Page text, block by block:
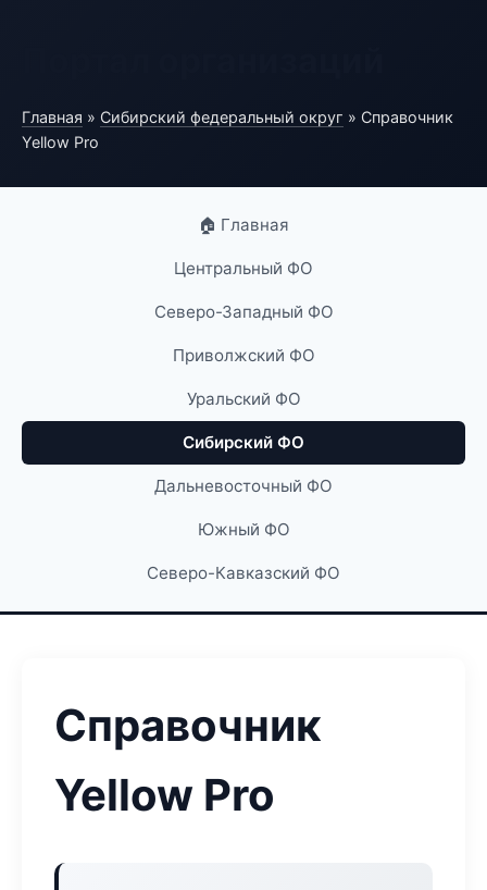
Главная » Сибирский федеральный округ » Справочник
Yellow Pro
🏠 Главная
Центральный ФО
Северо-Западный ФО
Приволжский ФО
Уральский ФО
Сибирский ФО
Дальневосточный ФО
Южный ФО
Северо-Кавказский ФО
Справочник
Yellow Pro